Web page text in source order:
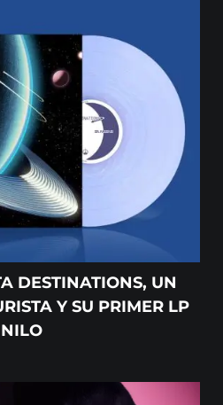
DESTINATIONS, UN
Y SU PRIMER LP